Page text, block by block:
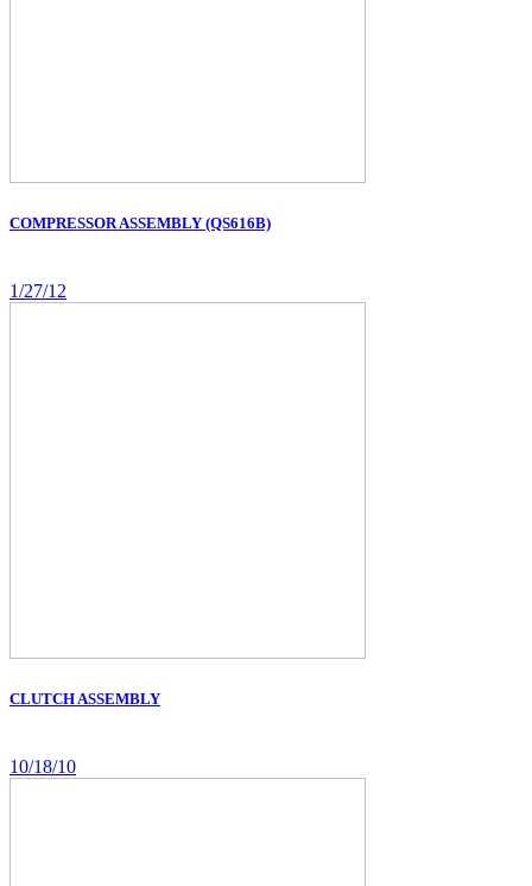
COMPRESSOR ASSEMBLY (QS616B)
1/27/12
CLUTCH ASSEMBLY
10/18/10